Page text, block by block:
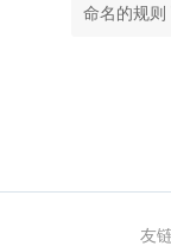
命名的规
友